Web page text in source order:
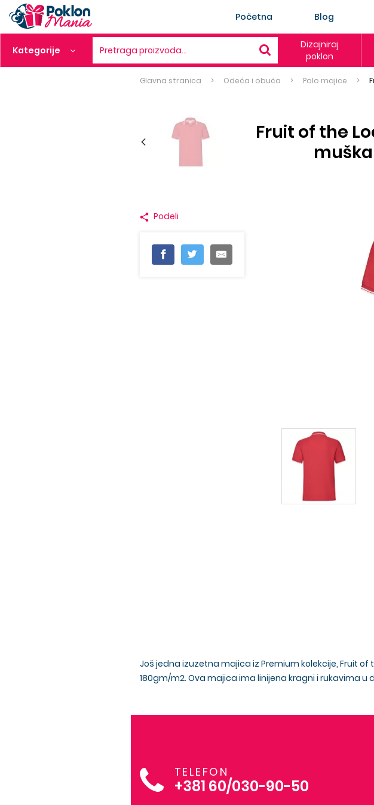
Početna Blog
Kategorije Pretraga proizvoda…
Dizajniraj
poklon
Glavna stranica Odeća i obuća Polo majice
Fruit of the
Podeli
Još jedna izuzetna majica iz Premium kolekcije, Fruit
180gm/m2. Ova majica ima linijena kragni i rukavima
TELEFON
+381 60/030-90-50